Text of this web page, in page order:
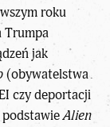
roku
Trumpa
jak
(obywatelstwa
czy deportacji
podstawieAlien